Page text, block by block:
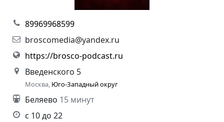
89969968599
broscomedia@yandex.ru
https://brosco-podcast.ru
Введенского 5
Москва, Юго-Западный округ
Беляево 15 минут
с 10 до 22